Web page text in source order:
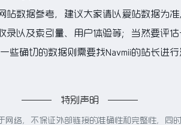
站数据参考，建议大家请以爱站数据为
录以及索引量、用户体验等；当然要评
些确切的数据则需要找Navmii的站长进
特别声明
网络，不保证外部链接的准确性和完整性，同